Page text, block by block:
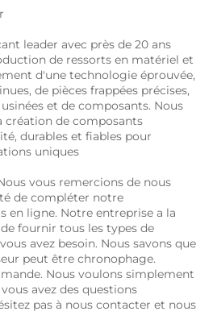
leader avec près de 20 ans
de ressorts en matériel et
d'une technologie éprouvée,
de pièces frappées précises,
et de composants. Nous
création de composants
durables et fiables pour
uniques
vous remercions de nous
de compléter notre
en ligne. Notre entreprise a la
fournir tous les types de
avez besoin. Nous savons que
peut être chronophage.
Nous voulons simplement
avez des questions
pas à nous contacter et nous